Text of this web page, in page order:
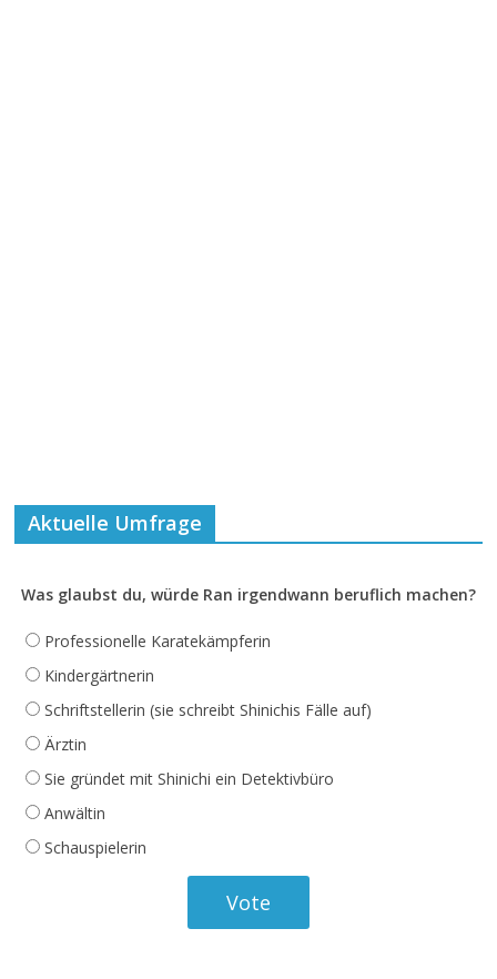
Aktuelle Umfrage
Was glaubst du, würde Ran irgendwann beruflich machen?
Professionelle Karatekämpferin
Kindergärtnerin
Schriftstellerin (sie schreibt Shinichis Fälle auf)
Ärztin
Sie gründet mit Shinichi ein Detektivbüro
Anwältin
Schauspielerin